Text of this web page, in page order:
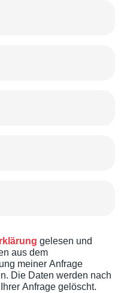
gelesen und
aus dem
meiner Anfrage
Die Daten werden nach
Anfrage gelöscht.